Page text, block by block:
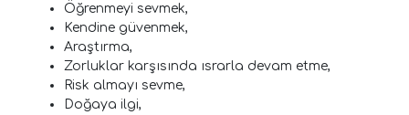
Öğrenmeyi sevmek,
Kendine güvenmek,
Araştırma,
Zorluklar karşısında ısrarla devam etme,
Risk almayı sevme,
Doğaya ilgi,